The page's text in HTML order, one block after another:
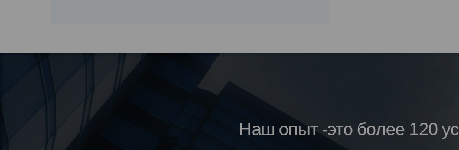
Наш опыт -это более 120